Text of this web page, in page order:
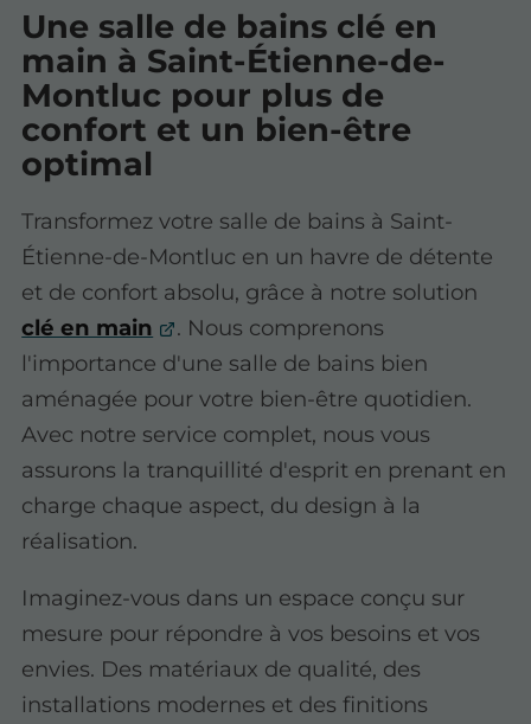
Une salle de bains clé en
main à Saint-Étienne-de-
Montluc pour plus de
confort et un bien-être
optimal
Transformez votre salle de bains à Saint-
Étienne-de-Montluc en un havre de détente
et de confort absolu, grâce à notre solution
clé en main
. Nous comprenons
l'importance d'une salle de bains bien
aménagée pour votre bien-être quotidien.
Avec notre service complet, nous vous
assurons la tranquillité d'esprit en prenant en
charge chaque aspect, du design à la
réalisation.
Imaginez-vous dans un espace conçu sur
mesure pour répondre à vos besoins et vos
envies. Des matériaux de qualité, des
installations modernes et des finitions